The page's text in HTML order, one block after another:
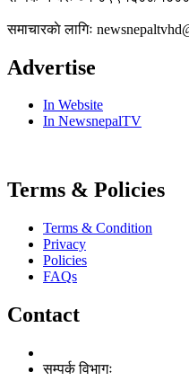
समाचारकाे लागिः
Advertise
In Website
In NewsnepalTV
Terms & Policies
Terms & Condition
Privacy
Policies
FAQs
Contact
सम्पर्क विभागः